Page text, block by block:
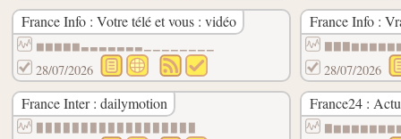
France Info : Votre télé et vous : vidéo
▆▆▆▆▆▃▃▃▃▃▃▃▁▁▁▁▁▁▁▁
28/07/2026
France Info :
28/07/2026
France Inter : dailymotion France24 :